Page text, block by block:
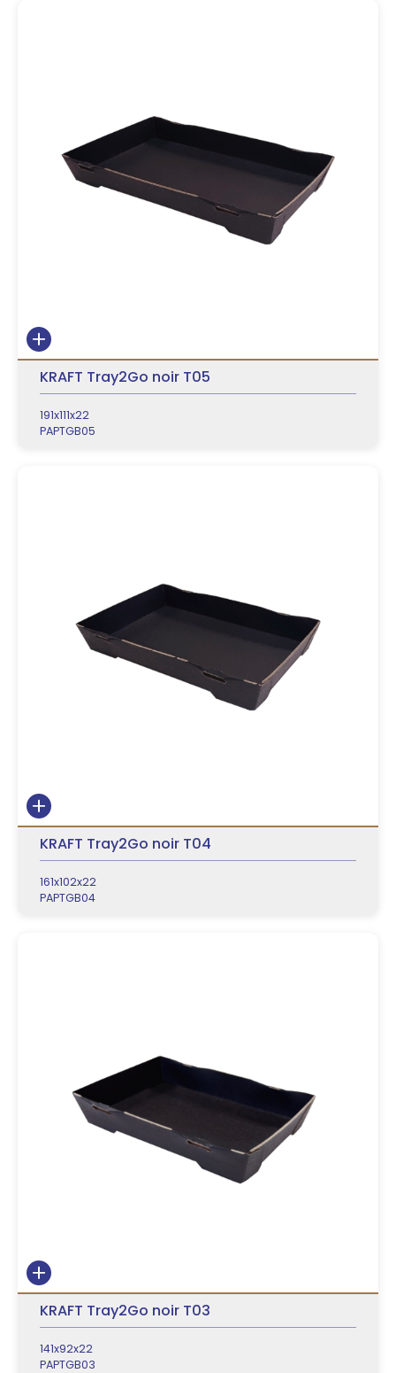
KRAFT Tray2Go noir T05
191x111x22
PAPTGB05
KRAFT Tray2Go noir T04
161x102x22
PAPTGB04
KRAFT Tray2Go noir T03
141x92x22
PAPTGB03